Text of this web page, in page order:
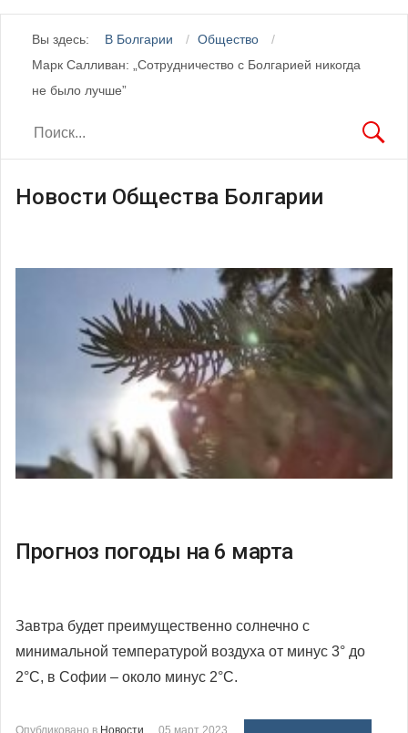
Вы здесь: В Болгарии
Общество
Марк Салливан: „Сотрудничество с Болгарией никогда
не было лучше”
Новости Общества Болгарии
Прогноз погоды на 6 марта
Завтра будет преимущественно солнечно с
минимальной температурой воздуха от минус 3° до
2°С, в Софии – около минус 2°С.